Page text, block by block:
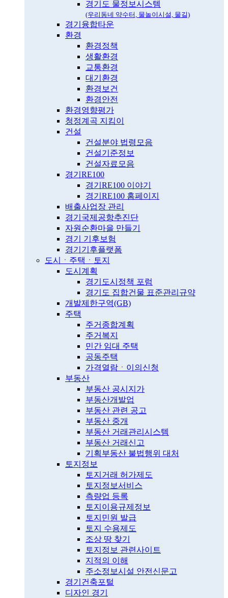
경기도 물정보시스템
(우리동네 약수터, 물놀이시설, 물길)
경기융합타운
환경
환경정책
생활환경
교통환경
대기환경
환경보건
환경안전
환경영향평가
청정계곡 지킴이
건설
건설분야 법령모음
건설기준정보
건설자료모음
경기RE100
경기RE100 이야기
경기RE100 홈페이지
배출사업장 관리
경기국제공항추진단
자원순환마을 만들기
경기 기후보험
경기기후플랫폼
도시ㆍ주택ㆍ토지
도시계획
경기도시정책 포럼
경기도 집합건물 표준관리규약
개발제한구역(GB)
주택
주거종합계획
주거복지
민간 임대 주택
공동주택
가격열람ㆍ이의신청
부동산
부동산 공시지가
부동산개발업
부동산 관련 공고
부동산 중개
부동산 거래관리시스템
부동산 거래신고
기획부동산 불법행위 대처
토지정보
토지거래 허가제도
토지정보서비스
측량업 등록
토지이용규제정보
토지민원 발급
토지 수용제도
조상 땅 찾기
토지정보 관련사이트
지적의 이해
주소정보시설 안전신문고
경기건축포털
디자인 경기